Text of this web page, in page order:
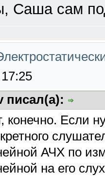
Саша сам
писал(а):
конечно. Если
АЧХ по
на его